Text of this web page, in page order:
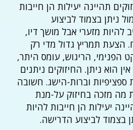
תהיינה יעילות הן חייבות
ניתן בצמוד לביצוע
להיות מזערי אבל מושך דיו,
הצעת תמריץ גדול מדי רק
הפנימי, הריגוש, עומס היתר,
הוא ניתן. החיזוקים ניתנים
וברות-הישג. חשובה
מה מזכה בחיזוק על-מנת
יעילות הן חייבות להיות
בצמוד לביצוע הדרישה.